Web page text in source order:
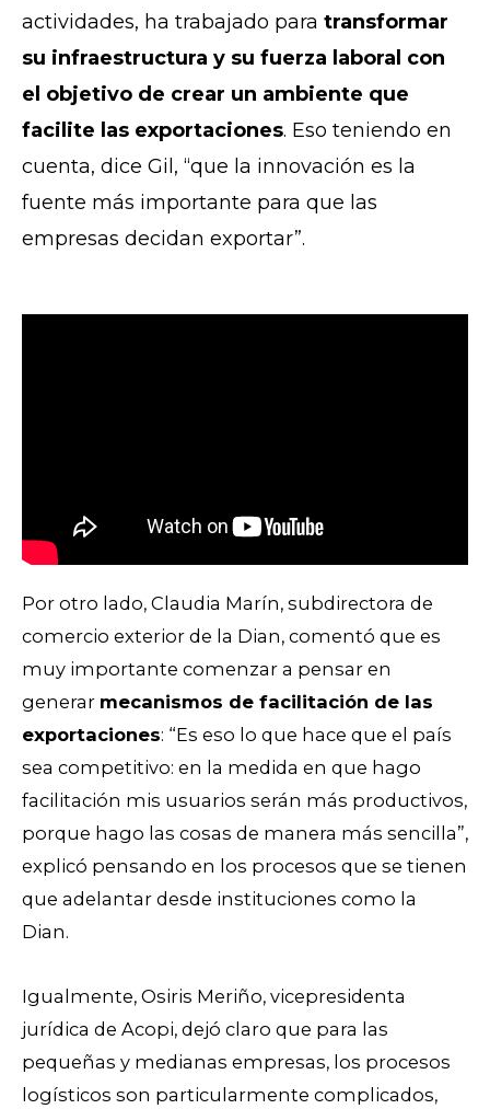
actividades, ha trabajado para transformar
su infraestructura y su fuerza laboral con
el objetivo de crear un ambiente que
facilite las exportaciones. Eso teniendo en
cuenta, dice Gil, “que la innovación es la
fuente más importante para que las
empresas decidan exportar”.
Por otro lado, Claudia Marín, subdirectora de
comercio exterior de la Dian, comentó que es
muy importante comenzar a pensar en
generar mecanismos de facilitación de las
exportaciones: “Es eso lo que hace que el país
sea competitivo: en la medida en que hago
facilitación mis usuarios serán más productivos,
porque hago las cosas de manera más sencilla”,
explicó pensando en los procesos que se tienen
que adelantar desde instituciones como la
Dian.
Igualmente, Osiris Meriño, vicepresidenta
jurídica de Acopi, dejó claro que para las
pequeñas y medianas empresas, los procesos
logísticos son particularmente complicados,